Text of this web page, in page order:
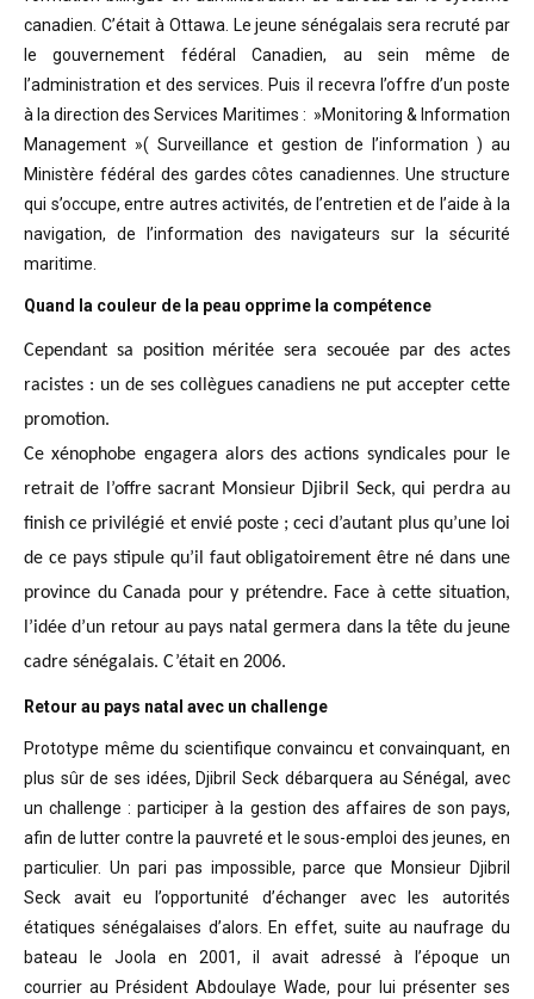
canadien. C’était à Ottawa. Le jeune sénégalais sera recruté par
le gouvernement fédéral Canadien, au sein même de
l’administration et des services. Puis il recevra l’offre d’un poste
à la direction des Services Maritimes : »Monitoring & Information
Management »( Surveillance et gestion de l’information ) au
Ministère fédéral des gardes côtes canadiennes. Une structure
qui s’occupe, entre autres activités, de l’entretien et de l’aide à la
navigation, de l’information des navigateurs sur la sécurité
maritime.
Quand la couleur de la peau opprime la compétence
Cependant sa position méritée sera secouée par des actes
racistes : un de ses collègues canadiens ne put accepter cette
promotion.
Ce xénophobe engagera alors des actions syndicales pour le
retrait de l’offre sacrant Monsieur Djibril Seck, qui perdra au
finish ce privilégié et envié poste ; ceci d’autant plus qu’une loi
de ce pays stipule qu’il faut obligatoirement être né dans une
province du Canada pour y prétendre. Face à cette situation,
l’idée d’un retour au pays natal germera dans la tête du jeune
cadre sénégalais. C’était en 2006.
Retour au pays natal avec un challenge
Prototype même du scientifique convaincu et convainquant, en
plus sûr de ses idées, Djibril Seck débarquera au Sénégal, avec
un challenge : participer à la gestion des affaires de son pays,
afin de lutter contre la pauvreté et le sous-emploi des jeunes, en
particulier. Un pari pas impossible, parce que Monsieur Djibril
Seck avait eu l’opportunité d’échanger avec les autorités
étatiques sénégalaises d’alors. En effet, suite au naufrage du
bateau le Joola en 2001, il avait adressé à l’époque un
courrier au Président Abdoulaye Wade, pour lui présenter ses